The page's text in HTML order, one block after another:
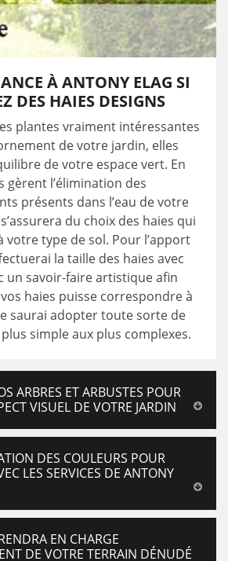
À ANTONY ELAG SI
DES HAIES DESIGNS
plantes vraiment intéressantes
de votre jardin, elles
de votre espace vert. En
gèrent l’élimination des
présents dans l’eau de votre
du choix des haies qui
votre type de sol. Pour l’apport
la taille des haies avec
un savoir-faire artistique afin
haies puisse correspondre à
saurai adopter toute sorte de
simple aux plus complexes.
ARBRES ET ARBUSTES POUR
VISUEL DE VOTRE JARDIN
DES COULEURS POUR
LES SERVICES DE ANTONY
EN CHARGE
DE VOTRE TERRAIN DÉNUDÉ